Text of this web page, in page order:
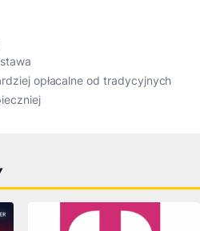
opłacalne od tradycyjnych